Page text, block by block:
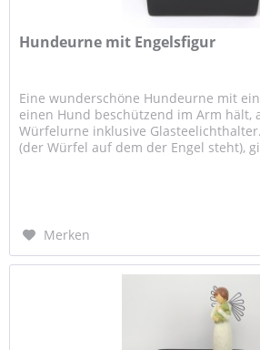
Hundeurne mit Engelsfigur
Eine wunderschöne Hundeurne mit
einen Hund beschützend im Arm hält,
Würfelurne inklusive
(der Würfel auf dem der Engel steht),
Merken